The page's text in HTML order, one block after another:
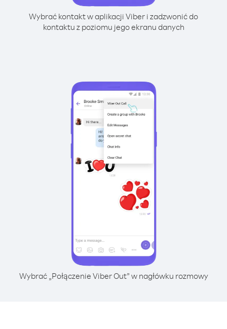
Wybrać kontakt w aplikacji Viber i zadzwonić do
kontaktu z poziomu jego ekranu danych
Wybrać „Połączenie Viber Out” w nagłówku rozmowy